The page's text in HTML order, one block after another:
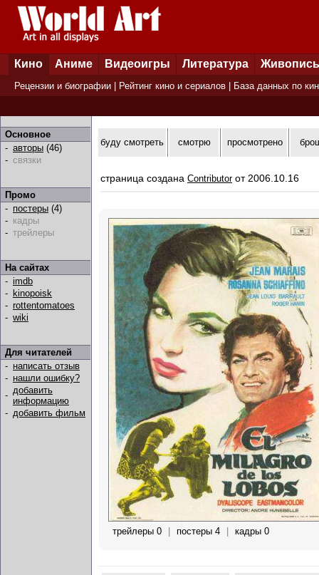
Кино Аниме Видеоигры Литература Живопись
Рецензии и биографии Рейтинг кино и сериалов База данных по
Основное
- авторы (46)
- связки
Промо
- постеры (4)
- кадры
- трейлеры
На сайтах
- imdb
- kinopoisk
- rottentomatoes
- wiki
Для читателей
- написать отзыв
- нашли ошибку?
- добавить
информацию
- добавить фильм
буду смотреть смотрю просмотрено
страница создана Contributorот 2006.10.16
трейлеры 0 постеры 4 кадры 0